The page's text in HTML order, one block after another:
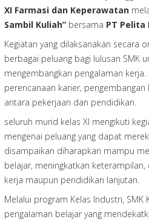
XI Farmasi dan Keperawatan
Sambil Kuliah” bersama PT Pelita
Kegiatan yang dilaksanakan secara
berbagai peluang bagi lulusan SMK
mengembangkan pengalaman
perencanaan karier,
antara pekerjaan dan pendidikan.
seluruh murid kelas XI mengikuti
mengenai peluang yang dapat
disampaikan diharapkan mampu
belajar, meningkatkan
kerja maupun pendidikan lanjutan.
Melalui program Kelas Industri,
pengalaman belajar yang